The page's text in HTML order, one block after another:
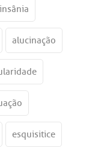
insânia
alucinação
esquisitice